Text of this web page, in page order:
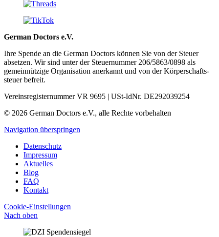
German Doctors e.V.
Ihre Spende an die German Doctors können Sie von der Steuer
absetzen. Wir sind unter der Steuer­nummer 206/5863/0898 als
gemein­nützige Organisation aner­kannt und von der Körper­schafts­
steuer befreit.
Vereinsregisternummer VR 9695 | USt-IdNr. DE292039254
© 2026 German Doctors e.V., alle Rechte vorbehalten
Navigation überspringen
Datenschutz
Impressum
Aktuelles
Blog
FAQ
Kontakt
Cookie-Einstellungen
Nach oben